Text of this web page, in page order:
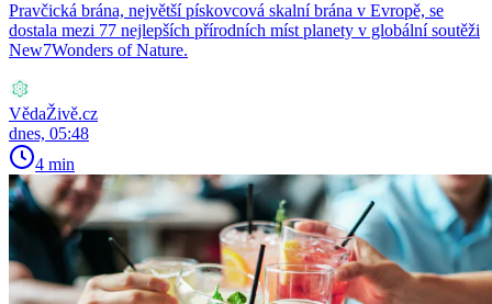
Pravčická brána, největší pískovcová skalní brána v Evropě, se
dostala mezi 77 nejlepších přírodních míst planety v globální soutěži
New7Wonders of Nature.
VědaŽivě.cz
dnes, 05:48
4 min